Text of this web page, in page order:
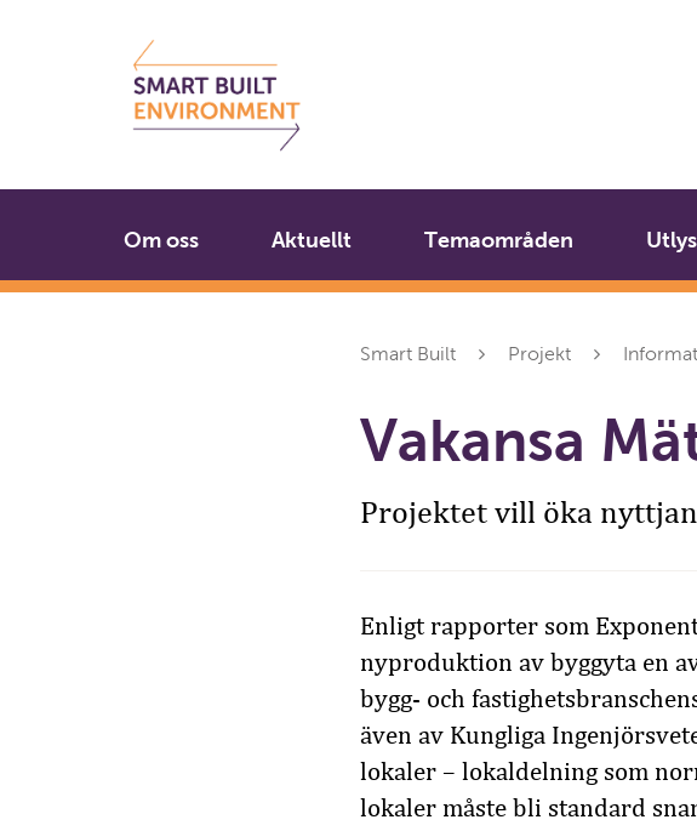
Om oss Aktuellt Temaområden
Smart Built Projekt
Vakansa
Projektet vill öka
Enligt rapporter som
nyproduktion av byggyta en
bygg- och
även av Kungliga
lokaler – lokaldelning som
lokaler måste bli standard